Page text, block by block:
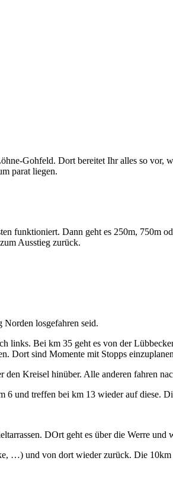
Gohfeld. Dort bereitet Ihr alles so vor,
parat liegen.
funktioniert. Dann geht es 250m, 750m
Ausstieg zurück.
losgefahren seid.
links. Bei km 35 geht es von der
Dort sind Momente mit Stopps
Kreisel hinüber. Alle anderen fahren
und treffen bei km 13 wieder auf diese.
DOrt geht es über die Werre und
…) und von dort wieder zurück. Die